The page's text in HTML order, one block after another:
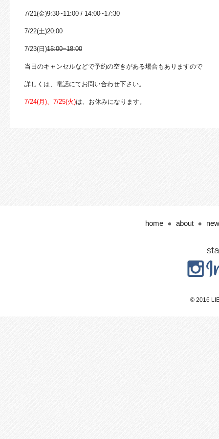
7/21(金)9:30~11:00/ 14:00~17:30
7/22(土)20:00
7/23(日)15:00~18:00
当日のキャンセルなどで予約の空きがある場合もありますので
詳しくは、電話にてお問い合わせ下さい。
7/24(月)、7/25(火)は、お休みになります。
home about
© 2016